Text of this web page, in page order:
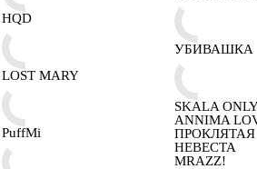
HQD
LOST MARY
PuffMi
УБИВАШКА
SKALA
ANNIMA
ПРОКЛЯТАЯ
НЕВЕСТА
MRAZZ!